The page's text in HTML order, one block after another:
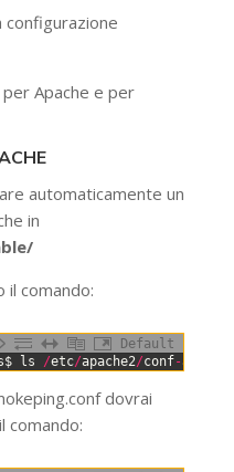
configurazione
Apache e per
automaticamente un
in
il comando:
Default
$ ls /etc/apache2/conf-
dovrai
comando: